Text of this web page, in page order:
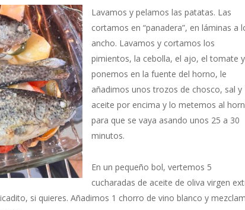
Lavamos y pelamos las patatas. Las
cortamos en “panadera”, en láminas a
ancho. Lavamos y cortamos los
pimientos, la cebolla, el ajo, el tomate
ponemos en la fuente del horno, le
añadimos unos trozos de chosco, sal y
aceite por encima y lo metemos al
para que se vaya asando unos 25 a 30
minutos.
En un pequeño bol, vertemos 5
cucharadas de aceite de oliva virgen
si quieres. Añadimos 1 chorro de vino blanco y